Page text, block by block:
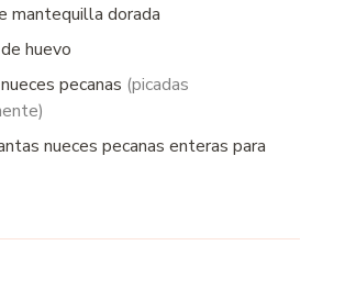
mantequilla dorada
huevo
nueces pecanas (picadas
nueces pecanas enteras para